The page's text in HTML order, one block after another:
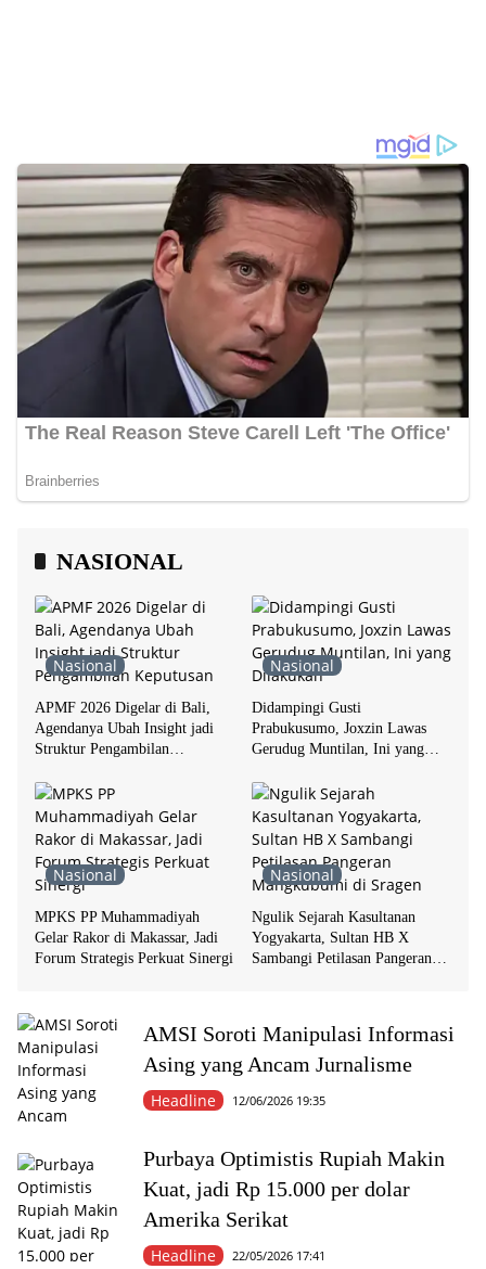
NASIONAL
Nasional
APMF 2026 Digelar di Bali,
Agendanya Ubah Insight jadi
Struktur Pengambilan
Nasional
Didampingi Gusti
Prabukusumo, Joxzin Lawas
Gerudug Muntilan, Ini yang
Nasional
MPKS PP Muhammadiyah
Gelar Rakor di Makassar, Jadi
Forum Strategis Perkuat Sinergi
Nasional
Ngulik Sejarah Kasultanan
Yogyakarta, Sultan HB X
Sambangi Petilasan Pangeran
AMSI Soroti Manipulasi Informasi
Asing yang Ancam Jurnalisme
Headline 12/06/2026 19:35
Purbaya Optimistis Rupiah Makin
Kuat, jadi Rp 15.000 per dolar
Amerika Serikat
Headline 22/05/2026 17:41